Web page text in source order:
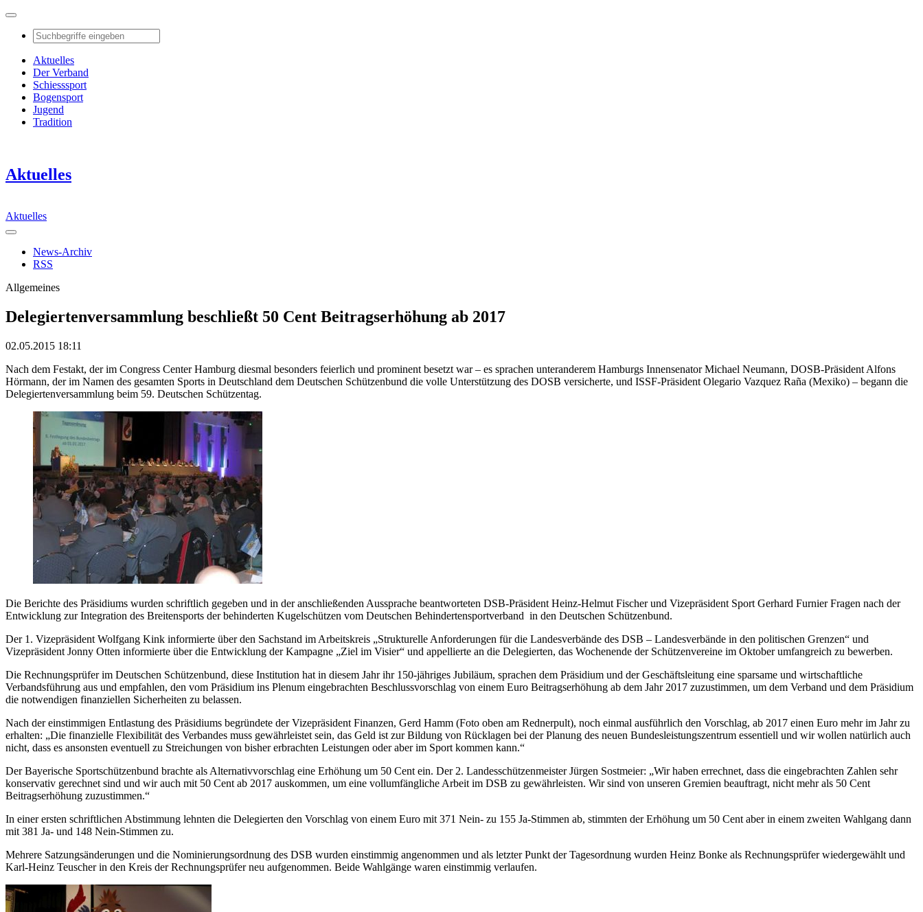
Aktuelles
Der Verband
Schiesssport
Bogensport
Jugend
Tradition
Aktuelles
Aktuelles
News-Archiv
RSS
Allgemeines
Delegiertenversammlung beschließt 50 Cent Beitragserhöhung ab 2017
02.05.2015 18:11
Nach dem Festakt, der im Congress Center Hamburg diesmal besonders feierlich und prominent besetzt war – es sprachen unteranderem Hamburgs Innensenator Michael Neumann, DOSB-Präsident Alfons
Hörmann, der im Namen des gesamten Sports in Deutschland dem Deutschen Schützenbund die volle Unterstützung des DOSB versicherte, und ISSF-Präsident Olegario Vazquez Raña (Mexiko) – begann die
Delegiertenversammlung beim 59. Deutschen Schützentag.
Die Berichte des Präsidiums wurden schriftlich gegeben und in der anschließenden Aussprache beantworteten DSB-Präsident Heinz-Helmut Fischer und Vizepräsident Sport Gerhard Furnier Fragen nach der
Entwicklung zur Integration des Breitensports der behinderten Kugelschützen vom Deutschen Behindertensportverband in den Deutschen Schützenbund.
Der 1. Vizepräsident Wolfgang Kink informierte über den Sachstand im Arbeitskreis „Strukturelle Anforderungen für die Landesverbände des DSB – Landesverbände in den politischen Grenzen“ und
Vizepräsident Jonny Otten informierte über die Entwicklung der Kampagne „Ziel im Visier“ und appellierte an die Delegierten, das Wochenende der Schützenvereine im Oktober umfangreich zu bewerben.
Die Rechnungsprüfer im Deutschen Schützenbund, diese Institution hat in diesem Jahr ihr 150-jähriges Jubiläum, sprachen dem Präsidium und der Geschäftsleitung eine sparsame und wirtschaftliche
Verbandsführung aus und empfahlen, den vom Präsidium ins Plenum eingebrachten Beschlussvorschlag von einem Euro Beitragserhöhung ab dem Jahr 2017 zuzustimmen, um dem Verband und dem Präsidium
die notwendigen finanziellen Sicherheiten zu belassen.
Nach der einstimmigen Entlastung des Präsidiums begründete der Vizepräsident Finanzen, Gerd Hamm (Foto oben am Rednerpult), noch einmal ausführlich den Vorschlag, ab 2017 einen Euro mehr im Jahr zu
erhalten: „Die finanzielle Flexibilität des Verbandes muss gewährleistet sein, das Geld ist zur Bildung von Rücklagen bei der Planung des neuen Bundesleistungszentrum essentiell und wir wollen natürlich auch
nicht, dass es ansonsten eventuell zu Streichungen von bisher erbrachten Leistungen oder aber im Sport kommen kann.“
Der Bayerische Sportschützenbund brachte als Alternativvorschlag eine Erhöhung um 50 Cent ein. Der 2. Landesschützenmeister Jürgen Sostmeier: „Wir haben errechnet, dass die eingebrachten Zahlen sehr
konservativ gerechnet sind und wir auch mit 50 Cent ab 2017 auskommen, um eine vollumfängliche Arbeit im DSB zu gewährleisten. Wir sind von unseren Gremien beauftragt, nicht mehr als 50 Cent
Beitragserhöhung zuzustimmen.“
In einer ersten schriftlichen Abstimmung lehnten die Delegierten den Vorschlag von einem Euro mit 371 Nein- zu 155 Ja-Stimmen ab, stimmten der Erhöhung um 50 Cent aber in einem zweiten Wahlgang dann
mit 381 Ja- und 148 Nein-Stimmen zu.
Mehrere Satzungsänderungen und die Nominierungsordnung des DSB wurden einstimmig angenommen und als letzter Punkt der Tagesordnung wurden Heinz Bonke als Rechnungsprüfer wiedergewählt und
Karl-Heinz Teuscher in den Kreis der Rechnungsprüfer neu aufgenommen. Beide Wahlgänge waren einstimmig verlaufen.